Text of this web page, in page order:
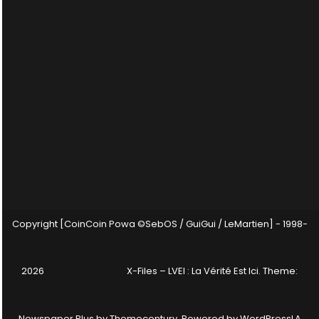
Copyright [CoinCoin Powa ©SebOS / GuiGui / LeMartien] - 1998-
2026 X-Files – LVEI : La Vérité Est Ici. Theme: